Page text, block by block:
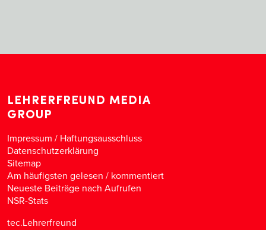
LEHRERFREUND MEDIA
GROUP
Impressum / Haftungsausschluss
Datenschutzerklärung
Sitemap
Am häufigsten gelesen / kommentiert
Neueste Beiträge nach Aufrufen
NSR-Stats
tec.Lehrerfreund